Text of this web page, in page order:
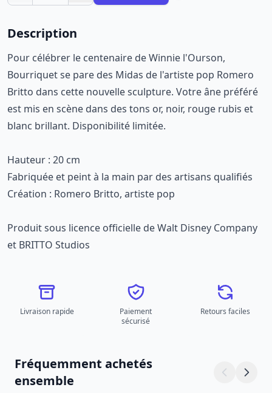
Description
Pour célébrer le centenaire de Winnie l'Ourson,
Bourriquet se pare des Midas de l'artiste pop Romero
Britto dans cette nouvelle sculpture. Votre âne préféré
est mis en scène dans des tons or, noir, rouge rubis et
blanc brillant. Disponibilité limitée.
Hauteur : 20 cm
Fabriquée et peint à la main par des artisans qualifiés
Création : Romero Britto, artiste pop
Produit sous licence officielle de Walt Disney Company
et BRITTO Studios
Livraison rapide
Paiement
sécurisé
Retours faciles
Fréquemment achetés
ensemble